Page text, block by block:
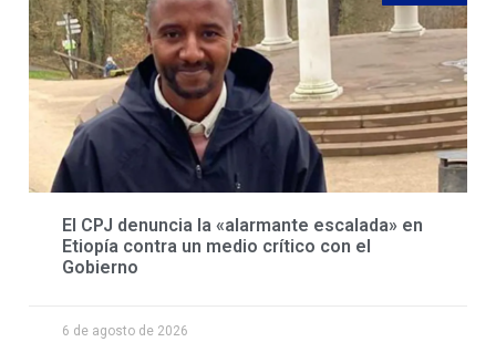
El CPJ denuncia la «alarmante escalada» en
Etiopía contra un medio crítico con el
Gobierno
6 de agosto de 2026